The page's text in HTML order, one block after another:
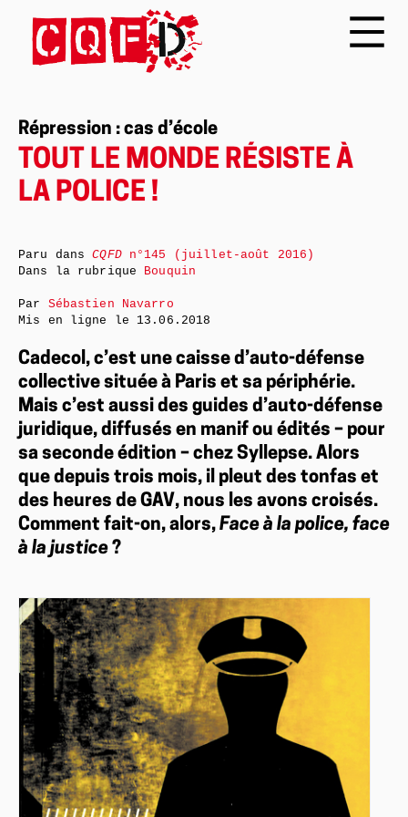
Répression : cas d’école
TOUT LE MONDE RÉSISTE À
LA POLICE !
Cadecol, c’est une caisse d’auto-défense
collective située à Paris et sa périphérie.
Mais c’est aussi des guides d’auto-défense
juridique, diffusés en manif ou édités – pour
sa seconde édition – chez Syllepse. Alors
que depuis trois mois, il pleut des tonfas et
des heures de GAV, nous les avons croisés.
Comment fait-on, alors, Face à la police, face
à la justice ?
Paru dansCQFDn°145 (juillet-août 2016)
Dans la rubrique Bouquin
Par Sébastien Navarro
Mis en ligne le 13.06.2018